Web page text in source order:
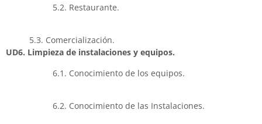
5.2. Restaurante.
5.3. Comercialización.
UD6. Limpieza de instalaciones y equipos.
6.1. Conocimiento de los equipos.
6.2. Conocimiento de las Instalaciones.